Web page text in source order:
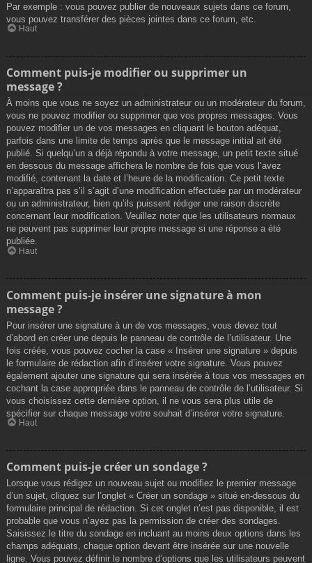
Par exemple : vous pouvez publier de nouveaux sujets dans ce forum,
vous pouvez transférer des pièces jointes dans ce forum, etc.
Haut
Comment puis-je modifier ou supprimer un
message ?
À moins que vous ne soyez un administrateur ou un modérateur du forum,
vous ne pouvez modifier ou supprimer que vos propres messages. Vous
pouvez modifier un de vos messages en cliquant le bouton adéquat,
parfois dans une limite de temps après que le message initial ait été
publié. Si quelqu’un a déjà répondu à votre message, un petit texte situé
en dessous du message affichera le nombre de fois que vous l’avez
modifié, contenant la date et l’heure de la modification. Ce petit texte
n’apparaîtra pas s’il s’agit d’une modification effectuée par un modérateur
ou un administrateur, bien qu’ils puissent rédiger une raison discrète
concernant leur modification. Veuillez noter que les utilisateurs normaux
ne peuvent pas supprimer leur propre message si une réponse a été
publiée.
Haut
Comment puis-je insérer une signature à mon
message ?
Pour insérer une signature à un de vos messages, vous devez tout
d’abord en créer une depuis le panneau de contrôle de l’utilisateur. Une
fois créée, vous pouvez cocher la case « Insérer une signature » depuis
le formulaire de rédaction afin d’insérer votre signature. Vous pouvez
également ajouter une signature qui sera insérée à tous vos messages en
cochant la case appropriée dans le panneau de contrôle de l’utilisateur. Si
vous choisissez cette dernière option, il ne vous sera plus utile de
spécifier sur chaque message votre souhait d’insérer votre signature.
Haut
Comment puis-je créer un sondage ?
Lorsque vous rédigez un nouveau sujet ou modifiez le premier message
d’un sujet, cliquez sur l’onglet « Créer un sondage » situé en-dessous du
formulaire principal de rédaction. Si cet onglet n’est pas disponible, il est
probable que vous n’ayez pas la permission de créer des sondages.
Saisissez le titre du sondage en incluant au moins deux options dans les
champs adéquats, chaque option devant être insérée sur une nouvelle
ligne. Vous pouvez définir le nombre d’options que les utilisateurs peuvent